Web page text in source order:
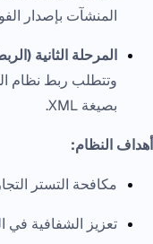
المنشآت بإصدار
المرحلة الثانية
وتتطلب ربط نظام
بصيغة XML.
أهداف النظام:
مكافحة التستر
تعزيز الشفافية في